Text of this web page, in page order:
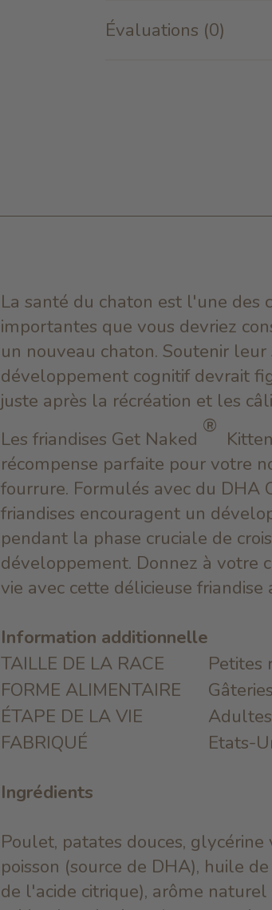
Évaluations (0)
La santé du chaton est l'une des
importantes que vous devriez
un nouveau chaton. Soutenir
développement cognitif devrait
juste après la récréation et les
Les friandises Get Naked
®
récompense parfaite pour votre
fourrure. Formulés avec du DHA
friandises encouragent un
pendant la phase cruciale de
développement. Donnez à votre
vie avec cette délicieuse
Information additionnelle
TAILLE DE LA RACE
Petites
FORME ALIMENTAIRE
Gâteries
ÉTAPE DE LA VIE
FABRIQUÉ
Etats-
Ingrédients
Poulet, patates douces,
poisson (source de DHA), huile
de l'acide citrique), arôme